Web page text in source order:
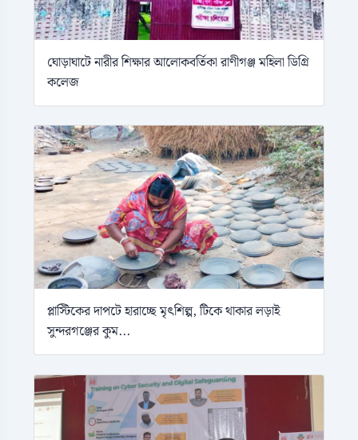
ঘোড়াঘাটে নারীর শিক্ষার আলোকবর্তিকা রাণীগঞ্জ মহিলা ডিগ্রি
কলেজ
প্লাস্টিকের দাপটে হারাচ্ছে মৃৎশিল্প, টিকে থাকার লড়াই
সুন্দরগঞ্জের কুম...